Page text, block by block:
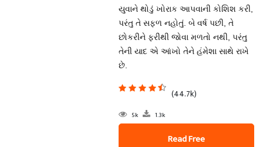
યુવાને થોડું ખોરાક આપવાની કોશિશ કરી,
પરંતુ તે સફળ નહોતું. બે વર્ષ પછી, તે
છોકરીને ફરીથી જોવા મળતો નથી, પરંતુ
તેની યાદ એ આંખો તેને હંમેશા સાથે રાખે
છે.
(44.7k)
5k 1.3k
Read Free